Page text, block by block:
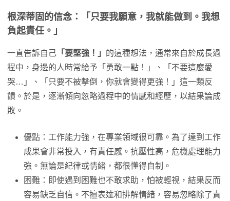
根深蒂固的信念：「只要我願意，我就能做到。我想
負起責任。」
一直告訴自己 「要堅強！」 的這種想法，通常來自於成長過
程中，身邊的人時常給予「勇敢一點！」、「不要這麼愛
哭…」、「只要不被擊倒，你就會變得更強！」這一類反
饋。於是，逐漸傾向忽略過程中的情感和經歷，以結果論成
敗。
優點：工作能力強，在專業領域很可靠。為了達到工作
成果會非常投入，有責任感。抗壓性高，危機處理能力
強。無論是紀律或情緒，都很懂得自制。
困難：即使遇到困難也不敢求助，怕被輕視，結果反而
容易缺乏自信。不擅表達和排解情緒，容易忽略除了責